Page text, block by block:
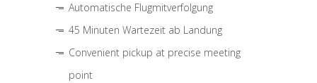
Automatische Flugmitverfolgung
45 Minuten Wartezeit ab Landung
Convenient pickup at precise meeting
point